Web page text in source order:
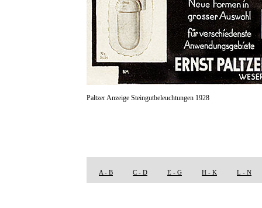
Paltzer Anzeige Steingutbeleuchtungen 1928
A - B C - D E - G H - K L - N